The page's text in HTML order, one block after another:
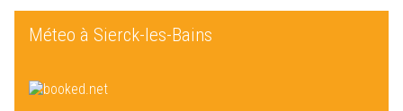
Méteo à Sierck-les-Bains